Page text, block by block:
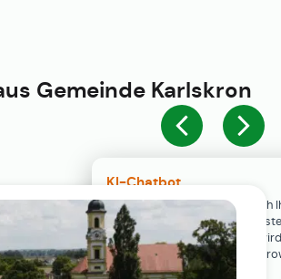
KI-Chatbot
Der KI-Chatbot steht erst nach
Einwilligung in den Cookie-
Verfügung. Der Chat-Verlauf
ausschließlich lokal in Ihrem
gespeichert.
Gemeinde Karlskron